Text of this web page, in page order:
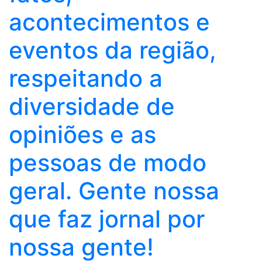
acontecimentos e
eventos da região,
respeitando a
diversidade de
opiniões e as
pessoas de modo
geral. Gente nossa
que faz jornal por
nossa gente!